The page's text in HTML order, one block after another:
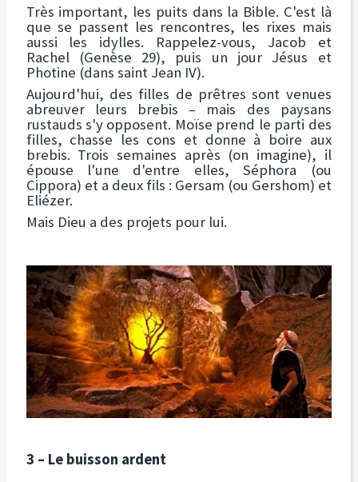
Très important, les puits dans la Bible. C'est là
que se passent les rencontres, les rixes mais
aussi les idylles. Rappelez-vous, Jacob et
Rachel (Genèse 29), puis un jour Jésus et
Photine (dans saint Jean IV).
Aujourd'hui, des filles de prêtres sont venues
abreuver leurs brebis – mais des paysans
rustauds s'y opposent. Moïse prend le parti des
filles, chasse les cons et donne à boire aux
brebis. Trois semaines après (on imagine), il
épouse l'une d'entre elles, Séphora (ou
Cippora) et a deux fils : Gersam (ou Gershom) et
Eliézer.
Mais Dieu a des projets pour lui.
3 – Le buisson ardent